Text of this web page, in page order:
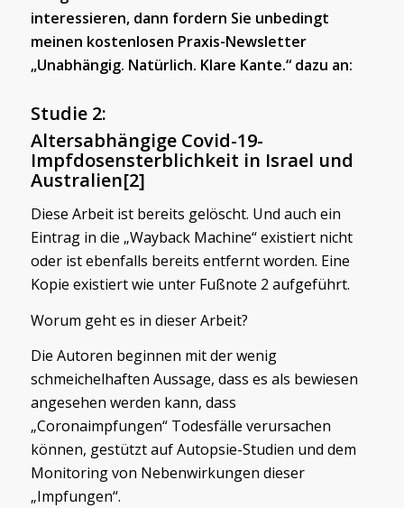
interessieren, dann fordern Sie unbedingt
meinen kostenlosen Praxis-Newsletter
„Unabhängig. Natürlich. Klare Kante.“ dazu an:
Studie 2:
Altersabhängige Covid-19-
Impfdosensterblichkeit in Israel und
Australien[2]
Diese Arbeit ist bereits gelöscht. Und auch ein
Eintrag in die „Wayback Machine“ existiert nicht
oder ist ebenfalls bereits entfernt worden. Eine
Kopie existiert wie unter Fußnote 2 aufgeführt.
Worum geht es in dieser Arbeit?
Die Autoren beginnen mit der wenig
schmeichelhaften Aussage, dass es als bewiesen
angesehen werden kann, dass
„Coronaimpfungen“ Todesfälle verursachen
können, gestützt auf Autopsie-Studien und dem
Monitoring von Nebenwirkungen dieser
„Impfungen“.